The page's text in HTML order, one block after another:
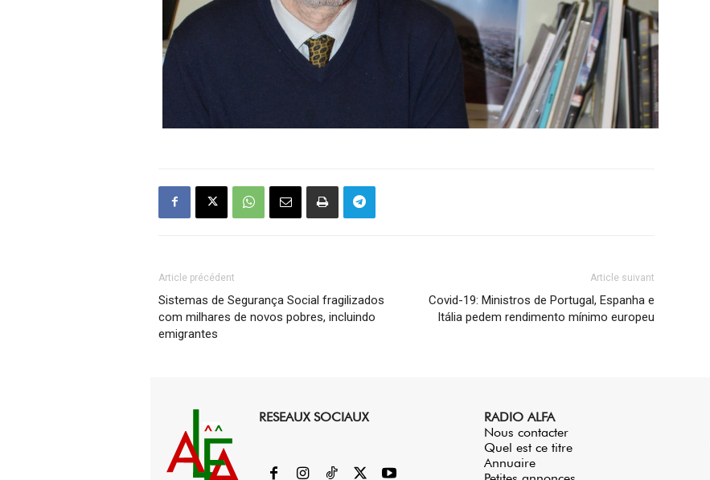
Article précédent
Sistemas de Segurança Social fragilizados
com milhares de novos pobres, incluindo
emigrantes
Article suivant
Covid-19: Ministros de Portugal, Espanha e
Itália pedem rendimento mínimo europeu
RESEAUX SOCIAUX
RADIO ALFA
Nous contacter
Quel est ce titre
Annuaire